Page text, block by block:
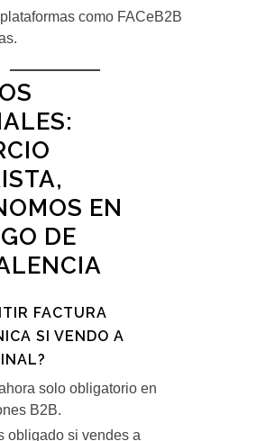
como FACeB2B
EN
DE
FACTURA
SI VENDO A
solo obligatorio en
B2B.
obligado si vendes a